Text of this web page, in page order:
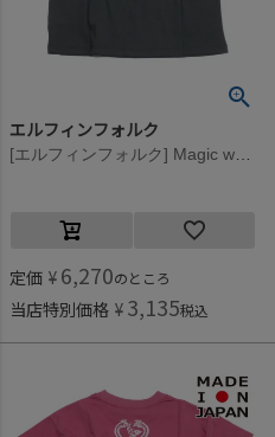
エルフィンフォルク
定価 ¥ 6,270のところ
当店特別価格 ¥ 3,135税込